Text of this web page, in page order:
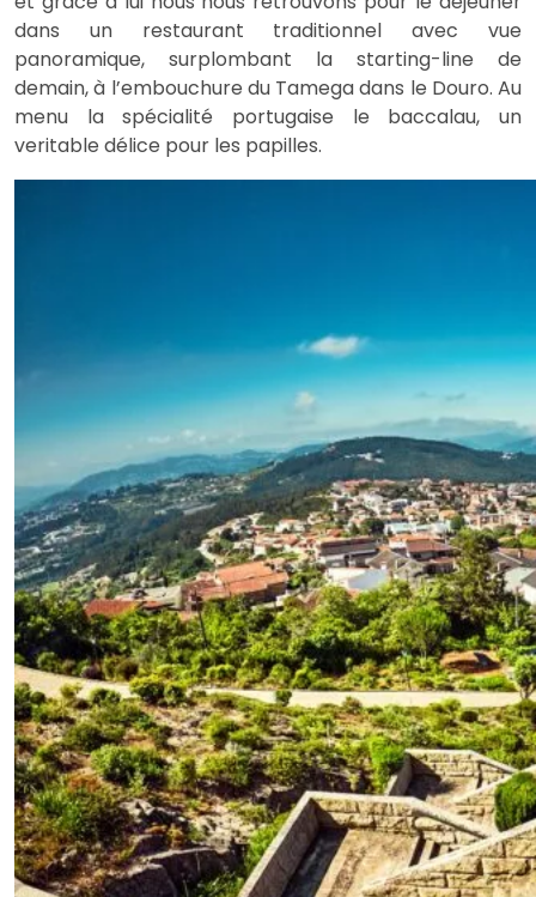
dans un restaurant traditionnel avec vue
panoramique, surplombant la starting-line de
demain, à l’embouchure du Tamega dans le Douro. Au
menu la spécialité portugaise le baccalau, un
veritable délice pour les papilles.